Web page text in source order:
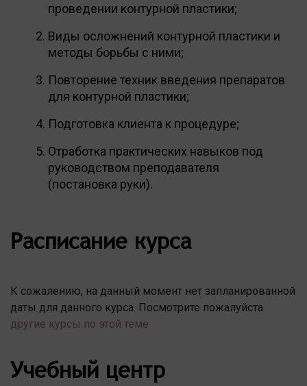
проведении контурной пластики;
Виды осложнений контурной пластики и
методы борьбы с ними;
Повторение техник введения препаратов
для контурной пластики;
Подготовка клиента к процедуре;
Отработка практических навыков под
руководством преподавателя
(постановка руки).
Расписание курса
К сожалению, на данный момент нет запланированной
даты для данного курса. Посмотрите пожалуйста
другие курсы по этой теме
Учебный центр